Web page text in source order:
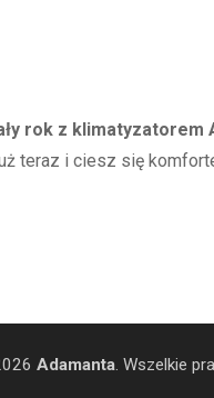
rok z klimatyzatorem
teraz i ciesz się
Adamanta. Wszelkie